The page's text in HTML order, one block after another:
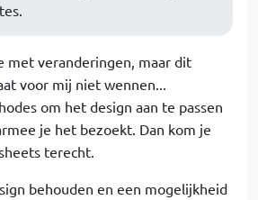
met veranderingen, maar dit
voor mij niet wennen...
om het design aan te passen
je het bezoekt. Dan kom je
terecht.
behouden en een mogelijkheid